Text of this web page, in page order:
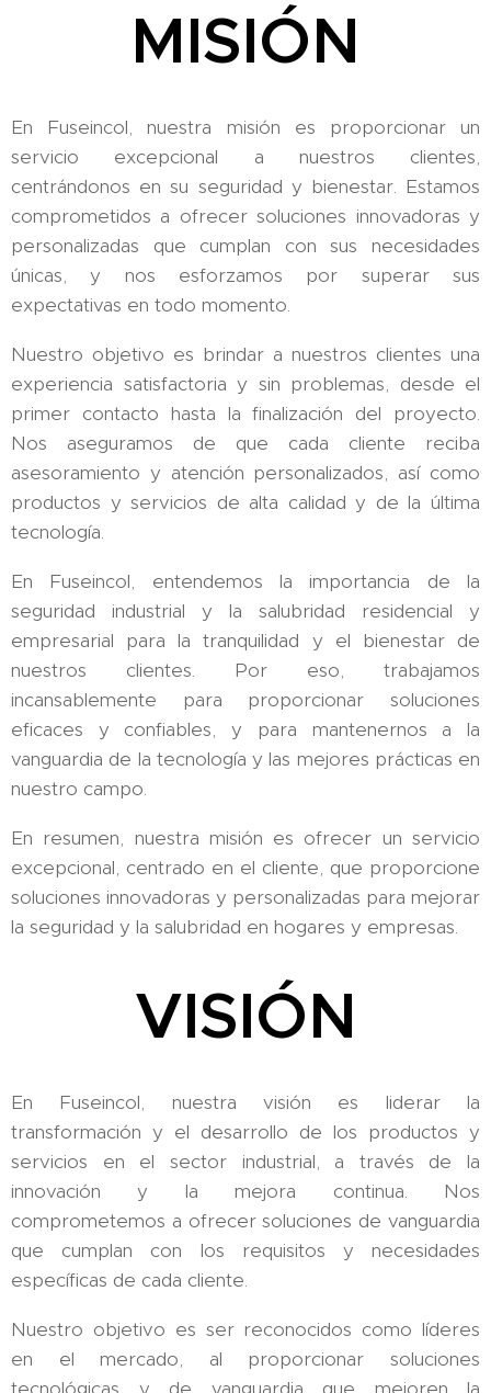
MISIÓN
En Fuseincol, nuestra misión es proporcionar un
servicio excepcional a nuestros clientes,
centrándonos en su seguridad y bienestar. Estamos
comprometidos a ofrecer soluciones innovadoras y
personalizadas que cumplan con sus necesidades
únicas, y nos esforzamos por superar sus
expectativas en todo momento.
Nuestro objetivo es brindar a nuestros clientes una
experiencia satisfactoria y sin problemas, desde el
primer contacto hasta la finalización del proyecto.
Nos aseguramos de que cada cliente reciba
asesoramiento y atención personalizados, así como
productos y servicios de alta calidad y de la última
tecnología.
En Fuseincol, entendemos la importancia de la
seguridad industrial y la salubridad residencial y
empresarial para la tranquilidad y el bienestar de
nuestros clientes. Por eso, trabajamos
incansablemente para proporcionar soluciones
eficaces y confiables, y para mantenernos a la
vanguardia de la tecnología y las mejores prácticas en
nuestro campo.
En resumen, nuestra misión es ofrecer un servicio
excepcional, centrado en el cliente, que proporcione
soluciones innovadoras y personalizadas para mejorar
la seguridad y la salubridad en hogares y empresas.
VISIÓN
En Fuseincol, nuestra visión es liderar la
transformación y el desarrollo de los productos y
servicios en el sector industrial, a través de la
innovación y la mejora continua. Nos
comprometemos a ofrecer soluciones de vanguardia
que cumplan con los requisitos y necesidades
específicas de cada cliente.
Nuestro objetivo es ser reconocidos como líderes
en el mercado, al proporcionar soluciones